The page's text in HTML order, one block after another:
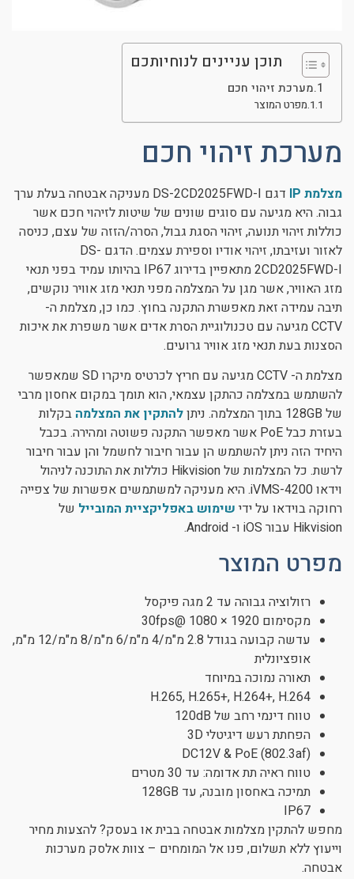
תוכן עניינים לנוחיותכם
מערכת זיהוי חכם
מפרט המוצר
מערכת זיהוי חכם
מצלמת IP
דגם DS-2CD2025FWD-I מעניקה אבטחה בעלת ערך
גבוה. היא מגיעה עם סוגים שונים של שיטות לזיהוי חכם אשר
כוללות זיהוי תנועה, זיהוי הסגת גבול, הסרה/הזזה של עצם, כניסה
לאזור ועזיבתו, זיהוי אודיו וספירת עצמים. הדגם DS-
2CD2025FWD-I מתאפיין בדירוג IP67 בהיותו עמיד בפני תנאי
מזג האוויר, אשר מגן על המצלמה מפני תנאי מזג אוויר נוקשים,
תיבה עמידה זאת מאפשרת התקנה בחוץ. כמו כן, מצלמת ה-
CCTV מגיעה עם טכנולוגיית הסרת אדים אשר משפרת את איכות
הסצנות בעת תנאי מזג אוויר גרועים.
מצלמת ה- CCTV מגיעה עם חריץ לכרטיס מיקרו SD שמאפשר
להשתמש במצלמה כהתקן עצמאי, הוא תומך במקום אחסון מרבי
של 128GB בתוך המצלמה. ניתן
להתקין את המצלמה בקלות
בעזרת כבל PoE אשר מאפשר התקנה פשוטה ומהירה. בכבל
היחיד הזה ניתן להשתמש הן עבור חיבור לחשמל והן עבור חיבור
לרשת. כל המצלמות של Hikvision כוללות את התוכנה לניהול
וידאו iVMS-4200. היא מעניקה למשתמשים אפשרות של צפייה
רחוקה בוידאו על ידי שימוש באפליקציית המובייל של
Hikvision עבור iOS ו- Android.
מפרט המוצר
רזולוציה גבוהה עד 2 מגה פיקסל
מקסימום 1920 × 1080 @30fps
עדשה קבועה בגודל 2.8 מ"מ/4 מ"מ/6 מ"מ/8 מ"מ/12 מ"מ,
אופציונלית
תאורה נמוכה במיוחד
H.265, H.265+, H.264+, H.264
טווח דינמי רחב של 120dB
הפחתת רעש דיגיטלי 3D
DC12V & PoE (802.3af)
טווח ראיה תת אדומה: עד 30 מטרים
תמיכה באחסון מובנה, עד 128GB
IP67
מחפש להתקין מצלמות אבטחה בבית או בעסק? להצעות מחיר
וייעוץ ללא תשלום, פנו אל המומחים – צוות אלסק מערכות
אבטחה.